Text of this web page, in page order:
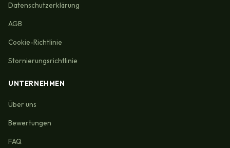
Datenschutzerklärung
AGB
Cookie-Richtlinie
Stornierungsrichtlinie
UNTERNEHMEN
Über uns
Bewertungen
FAQ